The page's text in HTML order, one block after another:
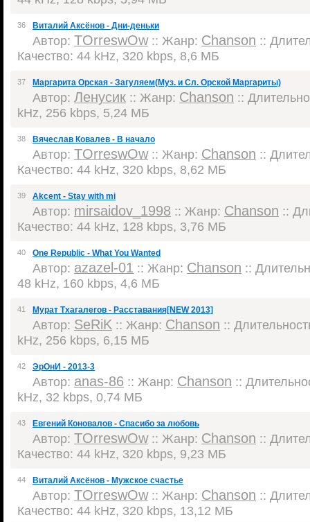
36 Виталий Аксёнов - Дни-деньки
Автор: TOrreswOw:: Жанр: Chanson ::
Качество: 44 kHz, 320 kbps, 8,6 МБ
37 Маргарита Орская - Загуляем(Муз. и Сл. Орской Маргариты)
Автор: Ленусик :: Жанр: Chanson ::
kHz, 256 kbps, 5,24 МБ
38 Вячеслав Ковалев - В начало
Автор: TOrreswOw:: Жанр: Chanson ::
Качество: 44 kHz, 320 kbps, 8,62 МБ
39 Akcent - Stay with mi
Автор: mirsaidov_1998 :: Жанр: Chanson ::
Качество: 44 kHz, 128 kbps, 3,76 МБ
40 One Republic - What You Wanted
Автор: azazel-01 :: Жанр: Chanson ::
48 kHz, 160 kbps, 4,6 МБ
41 Мурат Тхагалегов - Расставания[NEW 2013]
Автор: SeRiK :: Жанр: Chanson ::
kHz, 256 kbps, 6,15 МБ
42 ЭрОнИ - 2013-3
Автор: anas-86 :: Жанр: Chanson ::
kHz, 32 kbps, 0,74 МБ
43 Евгений Коновалов - Спасибо за любовь
Автор: TOrreswOw:: Жанр: Chanson ::
Качество: 44 kHz, 320 kbps, 9,23 МБ
44 Виталий Аксёнов - Мужское счастье
Автор: TOrreswOw:: Жанр: Chanson ::
Качество: 44 kHz, 320 kbps, 13,12 МБ